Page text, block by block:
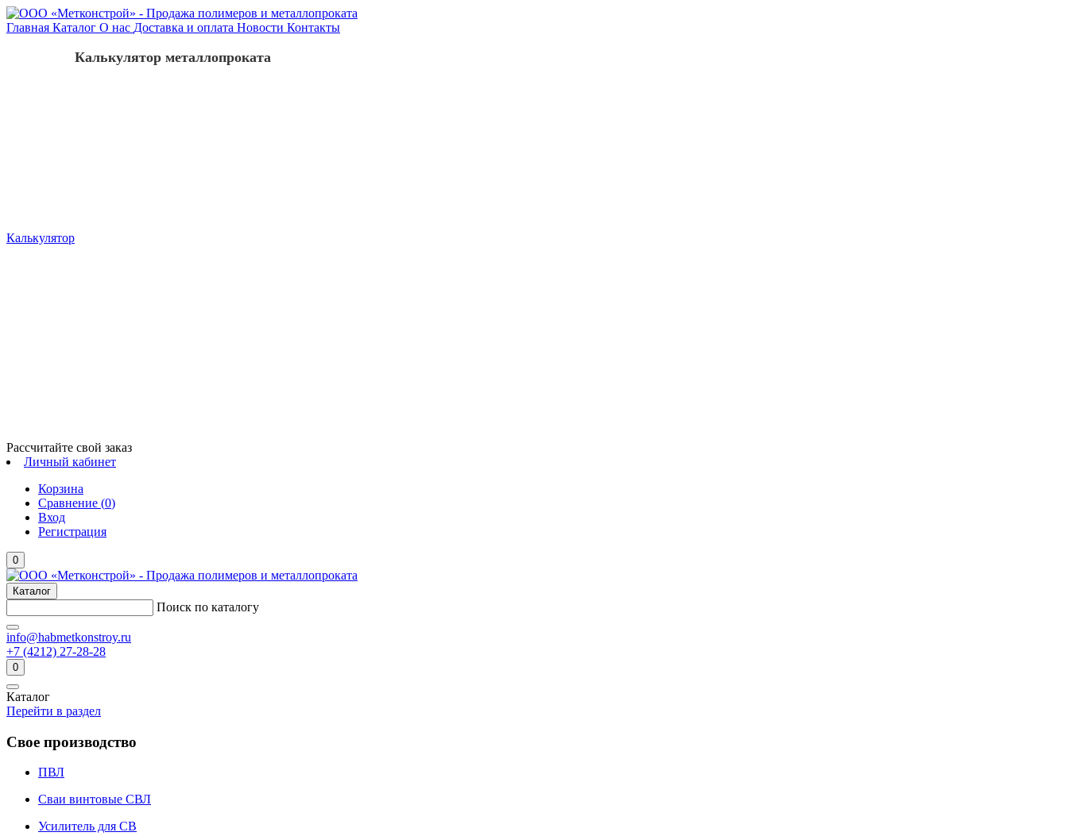
Главная Каталог О нас Доставка и оплата Новости Контакты
Калькулятор
Калькулятор металлопроката
Рассчитайте свой заказ
Личный кабинет
Корзина
Сравнение (0)
Вход
Регистрация
0
Каталог
Поиск по каталогу
info@habmetkonstroy.ru
+7 (4212) 27-28-28
0
Каталог
Перейти в раздел
Свое производство
ПВЛ
Сваи винтовые СВЛ
Усилитель для СВ